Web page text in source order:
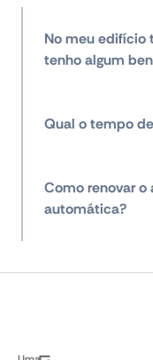
No meu edifício
tenho algum
Qual o tempo
Como renovar o
automática?